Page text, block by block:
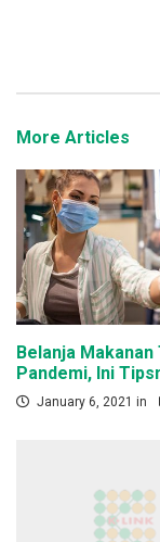
More Articles
Belanja
Pandemi, Ini
January 6, 2021 in